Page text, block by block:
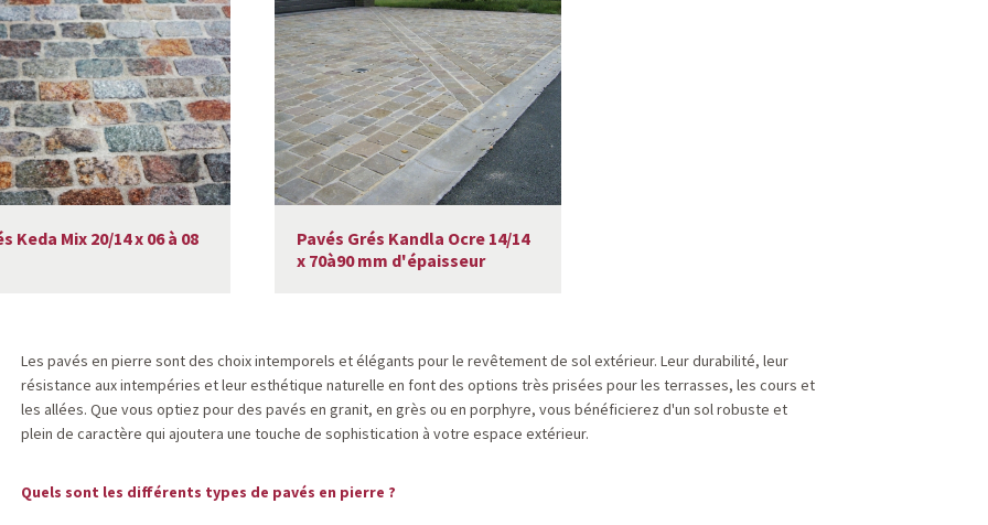
Keda Mix 20/14 x 06 à 08
Pavés Grés Kandla Ocre 14/14
x 70à90 mm d'épaisseur
Les pavés en pierre sont des choix intemporels et élégants pour le revêtement de sol extérieur. Leur durabilité, leur
résistance aux intempéries et leur esthétique naturelle en font des options très prisées pour les terrasses, les cours et
les allées. Que vous optiez pour des pavés en granit, en grès ou en porphyre, vous bénéficierez d'un sol robuste et
plein de caractère qui ajoutera une touche de sophistication à votre espace extérieur.
Quels sont les différents types de pavés en pierre ?